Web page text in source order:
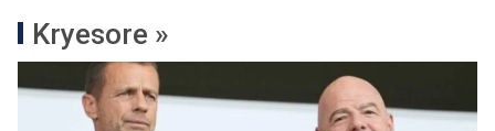
Kryesore »